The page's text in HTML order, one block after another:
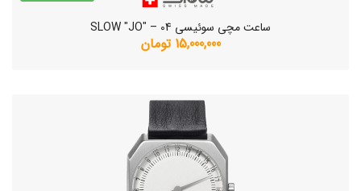
ساعت مچی سوئیسی SLOW "JO" – 04
15,000,000 تومان